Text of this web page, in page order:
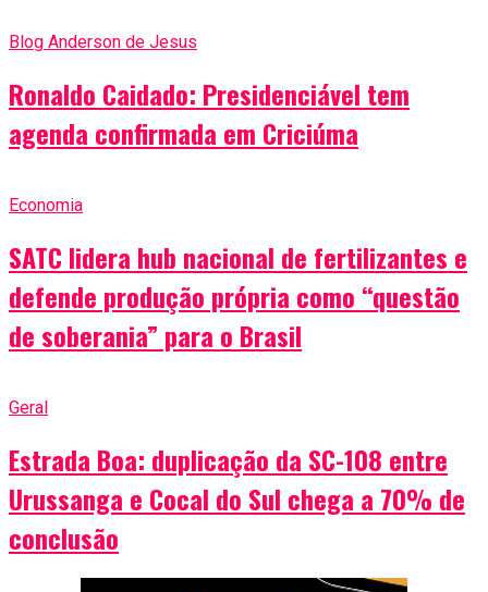
Blog Anderson de Jesus
Ronaldo Caidado: Presidenciável tem
agenda confirmada em Criciúma
Economia
SATC lidera hub nacional de fertilizantes e
defende produção própria como “questão
de soberania” para o Brasil
Geral
Estrada Boa: duplicação da SC-108 entre
Urussanga e Cocal do Sul chega a 70% de
conclusão